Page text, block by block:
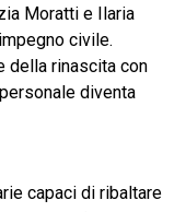
Moratti e Ilaria
civile.
della rinascita con
diventa
capaci di ribaltare